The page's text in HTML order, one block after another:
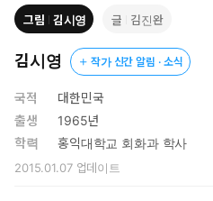
서는 한 번쯤 고민해 보게 됩니다.
지와 할아버지, 또 그 윗대의 증조
피와 살로 느껴지는 역사 이야기를
족들이 겪은 이야기이기에 더욱 생
독자와 비슷한 또래인 은진이네에
증조부의 제사 때마다 동그마니
차려 냅니다. 왜 제사상에 국밥만
야기는 그 궁금증을 발판 삼아 무
그림 김시영 글 김진완
김시영 작가 신간 알림 · 소식
국적
대한민국
출생
1965년
학력
홍익대학교 회화과 학사
2015.01.07업데이트